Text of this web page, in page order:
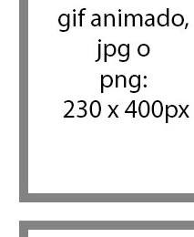
último deseo
Mundo Judío